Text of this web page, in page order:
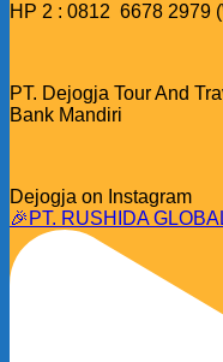
HP 2 : 0812 6678 2979
PT. Dejogja Tour And
Bank Mandiri
Dejogja on Instagram
🎉PT. RUSHIDA